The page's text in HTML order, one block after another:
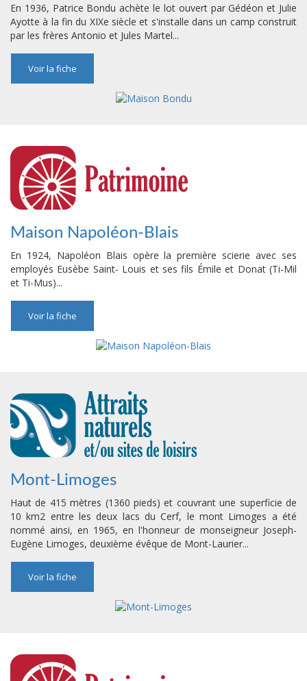
En 1936, Patrice Bondu achète le lot ouvert par Gédéon et Julie
Ayotte à la fin du XIXe siècle et s'installe dans un camp construit
par les frères Antonio et Jules Martel...
Voir la fiche
Maison Napoléon-Blais
En 1924, Napoléon Blais opère la première scierie avec ses
employés Eusèbe Saint- Louis et ses fils Émile et Donat (Ti-Mil
et Ti-Mus)...
Voir la fiche
Mont-Limoges
Haut de 415 mètres (1360 pieds) et couvrant une superficie de
10 km2 entre les deux lacs du Cerf, le mont Limoges a été
nommé ainsi, en 1965, en l'honneur de monseigneur Joseph-
Eugène Limoges, deuxième évêque de Mont-Laurier...
Voir la fiche